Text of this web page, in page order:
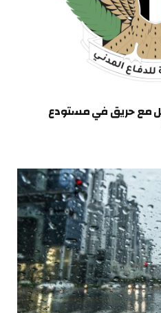
مع حريق في مستودع